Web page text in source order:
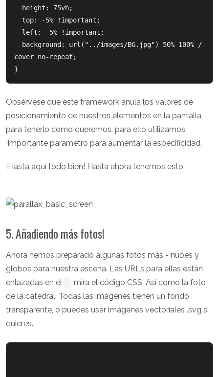
height: 75vh;
top: -5% !important;
left: -5% !important;
background: url("../images/BG.jpg") 50% 100% /
cover no-repeat;
Obsérvese que este framework anula los valores de
posicionamiento de nuestros elementos en la pantalla,
para tenerlo como queremos, para ello utilizamos
!importante parámetro para aumentar la especificidad.
¡Hasta aquí todo bien! Hasta ahora tenemos esto:
5. Añadiendo más fotos!
Ahora hemos preparado algunas fotos más - nubes y
globos para nuestra escena. Las URLs para ellas están
enlazadas en el
, mira el código CSS. Así como la foto
de la catedral. Todas las imágenes tienen un fondo
transparente, o puedes usar imágenes vectoriales .svg si
quieres.